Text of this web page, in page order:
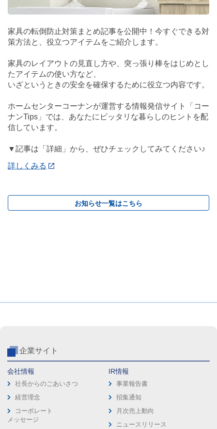
家具の転倒防止対策まとめ記事を公開中！今すぐできる対
策方法と、役立つアイテムをご紹介します。
家具のレイアウトの見直し方や、突っ張り棒をはじめとし
たアイテムの使い方など、
いざというときの安全を確保するために役立つ内容です。
ホームセンターコーナンが運営する情報発信サイト「コー
ナンTips」では、あなたにピッタリな暮らしのヒントを配
信しています。
▼記事は「詳細」から、ぜひチェックしてみてください♪
詳しくみる
お知らせ一覧はこちら
企業サイト
会社情報
社長からのごあいさつ
経営理念
コーポレート
メッセージ
IR情報
事業報告書
招集通知
月次売上動向
ニュースリリース